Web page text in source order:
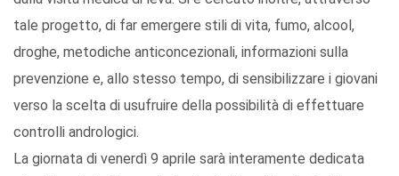
tale progetto, di far emergere stili di vita, fumo, alcool,
droghe, metodiche anticoncezionali, informazioni sulla
prevenzione e, allo stesso tempo, di sensibilizzare i giovani
verso la scelta di usufruire della possibilità di effettuare
controlli andrologici.
La giornata di venerdì 9 aprile sarà interamente dedicata